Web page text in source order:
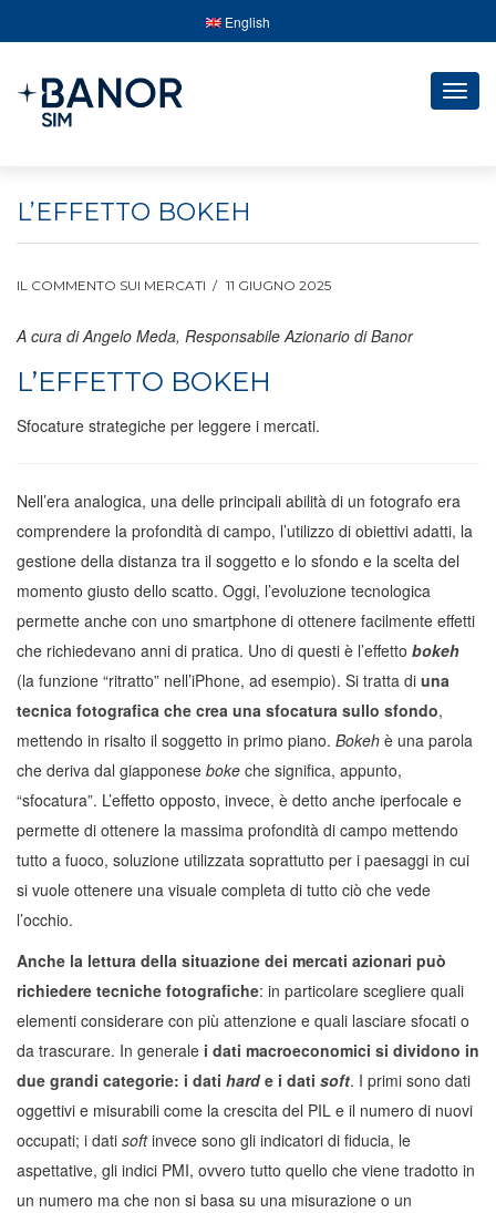
English
L’EFFETTO BOKEH
IL COMMENTO SUI MERCATI 11 GIUGNO 2025
A cura di Angelo Meda, Responsabile Azionario di Banor
L’EFFETTO BOKEH
Sfocature strategiche per leggere i mercati.
Nell’era analogica, una delle principali abilità di un fotografo era
comprendere la profondità di campo, l’utilizzo di obiettivi adatti, la
gestione della distanza tra il soggetto e lo sfondo e la scelta del
momento giusto dello scatto. Oggi, l’evoluzione tecnologica
permette anche con uno smartphone di ottenere facilmente effetti
che richiedevano anni di pratica. Uno di questi è l’effetto bokeh
(la funzione “ritratto” nell’iPhone, ad esempio). Si tratta di una
tecnica fotografica che crea una sfocatura sullo sfondo,
mettendo in risalto il soggetto in primo piano. Bokeh è una parola
che deriva dal giapponese boke che significa, appunto,
“sfocatura”. L’effetto opposto, invece, è detto anche iperfocale e
permette di ottenere la massima profondità di campo mettendo
tutto a fuoco, soluzione utilizzata soprattutto per i paesaggi in cui
si vuole ottenere una visuale completa di tutto ciò che vede
l’occhio.
Anche la lettura della situazione dei mercati azionari può
richiedere tecniche fotografiche: in particolare scegliere quali
elementi considerare con più attenzione e quali lasciare sfocati o
da trascurare. In generale i dati macroeconomici si dividono in
due grandi categorie: i dati harde i dati soft. I primi sono dati
oggettivi e misurabili come la crescita del PIL e il numero di nuovi
occupati; i dati softinvece sono gli indicatori di fiducia, le
aspettative, gli indici PMI, ovvero tutto quello che viene tradotto in
un numero ma che non si basa su una misurazione o un